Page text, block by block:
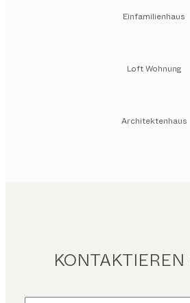
Einfamilienhaus
Loft Wohnung
Architektenhaus
KONTAKTIEREN